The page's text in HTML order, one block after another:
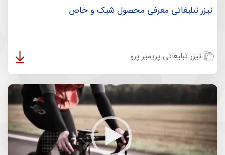
تیزر تبلیغاتی معرفی محصول شیک و خاص
تیزر تبلیغاتی پریمیر پرو